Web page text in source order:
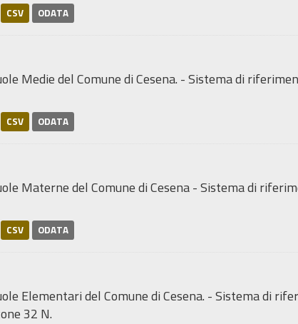
CSV ODATA
Medie del Comune di Cesena. - Sistema di
CSV ODATA
Materne del Comune di Cesena - Sistema di
CSV ODATA
Elementari del Comune di Cesena. - Sistema di
32 N.